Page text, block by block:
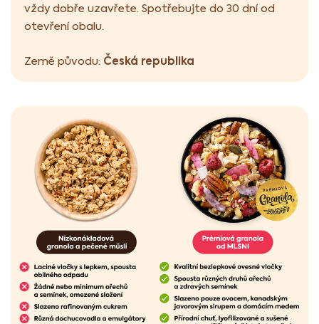
vždy dobře uzavřete. Spotřebujte do 30 dní od
otevření obalu.
Země původu: Česká republika